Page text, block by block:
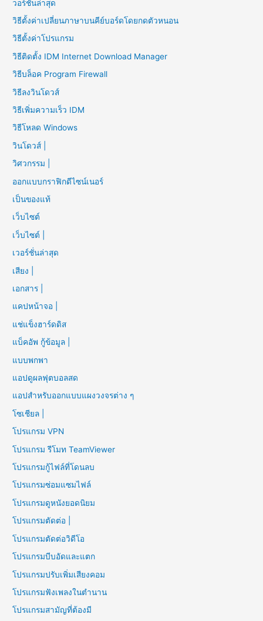
วอร์ชั่นล่าสุด
วิธีตั้งค่าเปลี่ยนภาษาบนคีย์บอร์ดโดยกดตัวหนอน
วิธีตั้งค่าโปรแกรม
วิธีติดตั้ง IDM Internet Download Manager
วิธีบล็อค Program Firewall
วิธีลงวินโดวส์
วิธีเพิ่มความเร็ว IDM
วิธีโหลด Windows
วินโดวส์ |
วิศวกรรม |
ออกแบบกราฟิกดีไซน์เนอร์
เป็นของแท้
เว็บไซต์
เว็บไซต์ |
เวอร์ชั่นล่าสุด
เสียง |
เอกสาร |
แคปหน้าจอ |
แช่แข็งฮาร์ดดิส
แบ็คอัพ กู้ข้อมูล |
แบบพกพา
แอปดูผลฟุตบอลสด
แอปสำหรับออกแบบแผงวงจรต่าง ๆ
โซเชียล |
โปรแกรม VPN
โปรแกรม รีโมท TeamViewer
โปรแกรมกู้ไฟล์ที่โดนลบ
โปรแกรมซ่อมแซมไฟล์
โปรแกรมดูหนังยอดนิยม
โปรแกรมตัดต่อ |
โปรแกรมตัดต่อวิดีโอ
โปรแกรมบีบอัดและแตก
โปรแกรมปรับเพิ่มเสียงคอม
โปรแกรมฟังเพลงในตำนาน
โปรแกรมสามัญที่ต้องมี